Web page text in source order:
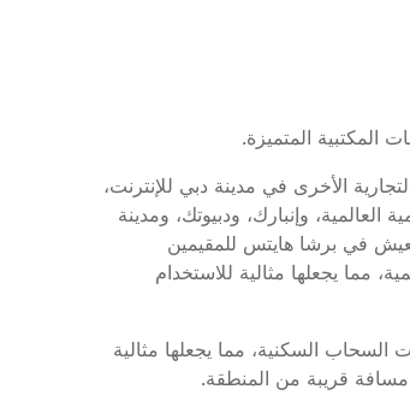
المكتبية المتميزة.
الأخرى في مدينة دبي للإنترنت،
العالمية، وإنبارك، ودبيوتك، ومدينة
في برشا هايتس للمقيمين
مما يجعلها مثالية للاستخدام
السكنية، مما يجعلها مثالية
مسافة قريبة من المنطقة.